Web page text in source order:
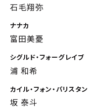
石毛翔弥
ナナカ
富田美憂
シグルド・フォーグレイブ
浦 和希
カイル・フォン・パリスタン
坂 泰斗